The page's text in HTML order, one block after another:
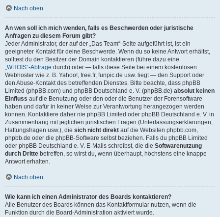
Nach oben
An wen soll ich mich wenden, falls es Beschwerden oder juristische
Anfragen zu diesem Forum gibt?
Jeder Administrator, der auf der „Das Team“-Seite aufgeführt ist, ist ein
geeigneter Kontakt für deine Beschwerde. Wenn du so keine Antwort erhältst,
solltest du den Besitzer der Domain kontaktieren (führe dazu eine
„WHOIS“-Abfrage durch) oder — falls diese Seite bei einem kostenlosen
Webhoster wie z. B. Yahoo!, free.fr, funpic.de usw. liegt — den Support oder
den Abuse-Kontakt des betreffenden Dienstes. Bitte beachte, dass phpBB
Limited (phpBB.com) und phpBB Deutschland e. V. (phpBB.de) absolut keinen
Einfluss auf die Benutzung oder den oder die Benutzer der Forensoftware
haben und dafür in keiner Weise zur Verantwortung herangezogen werden
können. Kontaktiere daher nie phpBB Limited oder phpBB Deutschland e. V. in
Zusammenhang mit jeglichen juristischen Fragen (Unterlassungserklärungen,
Haftungsfragen usw.), die sich nicht direkt auf die Websiten phpbb.com,
phpbb.de oder die phpBB-Software selbst beziehen. Falls du phpBB Limited
oder phpBB Deutschland e. V. E-Mails schreibst, die die Softwarenutzung
durch Dritte betreffen, so wirst du, wenn überhaupt, höchstens eine knappe
Antwort erhalten.
Nach oben
Wie kann ich einen Administrator des Boards kontaktieren?
Alle Benutzer des Boards können das Kontaktformular nutzen, wenn die
Funktion durch die Board-Administration aktiviert wurde.